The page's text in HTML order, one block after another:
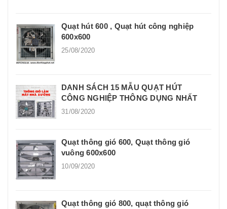
Quạt hút 600 , Quạt hút công nghiệp
600x600
25/08/2020
DANH SÁCH 15 MẪU QUẠT HÚT
CÔNG NGHIỆP THÔNG DỤNG NHẤT
31/08/2020
Quạt thông gió 600, Quạt thông gió
vuông 600x600
10/09/2020
Quạt thông gió 800, quạt thông gió